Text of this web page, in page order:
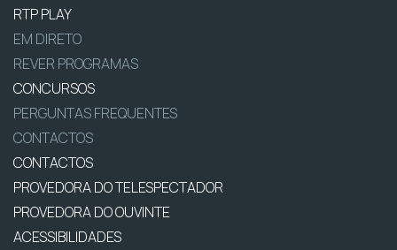
RTP PLAY
EM DIRETO
REVER PROGRAMAS
CONCURSOS
PERGUNTAS FREQUENTES
CONTACTOS
CONTACTOS
PROVEDORA DO TELESPECTADOR
PROVEDORA DO OUVINTE
ACESSIBILIDADES